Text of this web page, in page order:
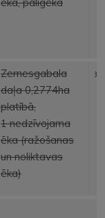
Zemesgabala
daļa 0,2774ha
platībā,
1 nedzīvojama
ēka (ražošanas
un noliktavas
ēka)
x